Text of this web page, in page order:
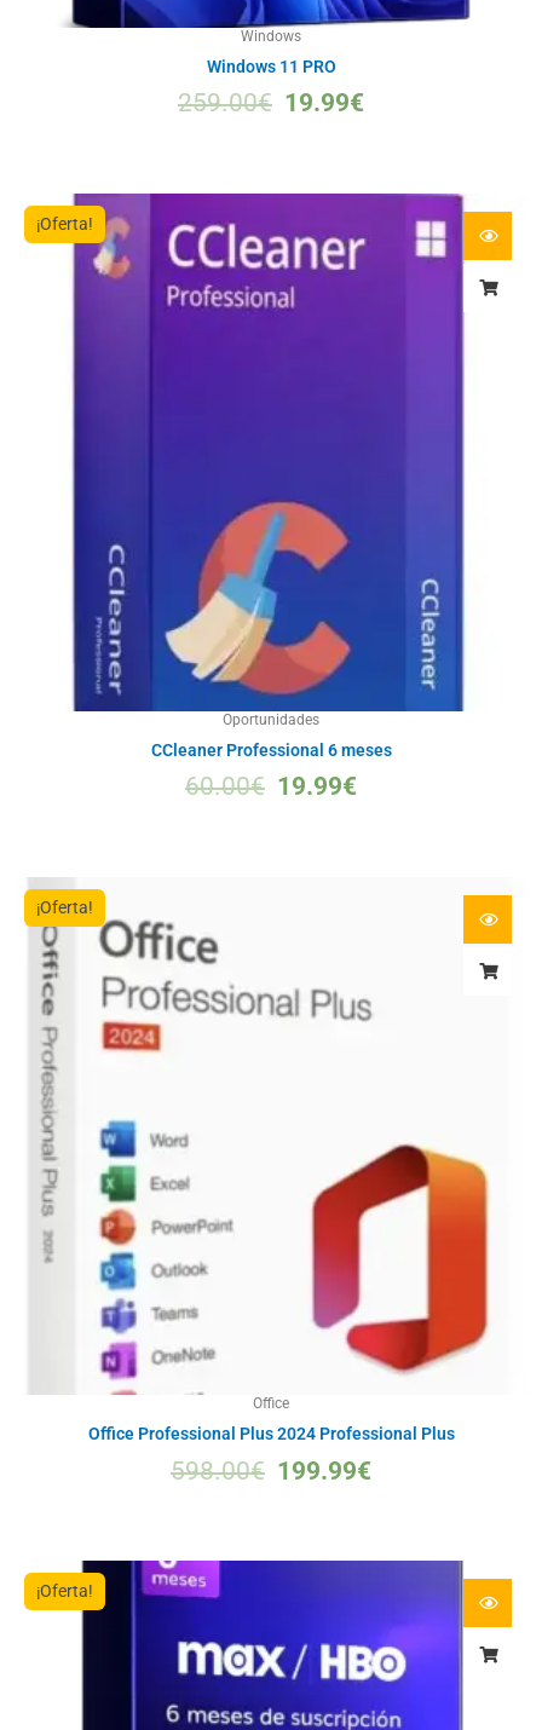
Windows
Windows 11 PRO
259.00€ 19.99€
¡Oferta!
Oportunidades
CCleaner Professional 6 meses
60.00€ 19.99€
¡Oferta!
Office
Office Professional Plus 2024 Professional Plus
598.00€ 199.99€
¡Oferta!